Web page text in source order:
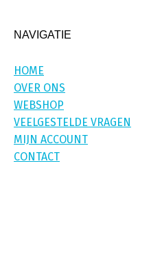
NAVIGATIE
HOME
OVER ONS
WEBSHOP
VEELGESTELDE VRAGEN
MIJN ACCOUNT
CONTACT